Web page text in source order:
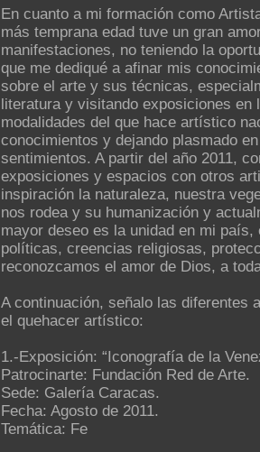
En cuanto a mi formación como
más temprana edad tuve un gran
manifestaciones, no teniendo la
que me dediqué a afinar mis
sobre el arte y sus técnicas,
literatura y visitando exposiciones
modalidades del que hace artístico
conocimientos y dejando plasmado
sentimientos. A partir del año 2011,
exposiciones y espacios con otros
inspiración la naturaleza, nuestra
nos rodea y su humanización y
mayor deseo es la unidad en mi
políticas, creencias religiosas,
reconozcamos el amor de Dios, a
A continuación, señalo las diferentes
el quehacer artístico:
1.-Exposición: “Iconografía de la
Patrocinarte: Fundación Red de Arte.
Sede: Galería Caracas.
Fecha: Agosto de 2011.
Temática: Fe